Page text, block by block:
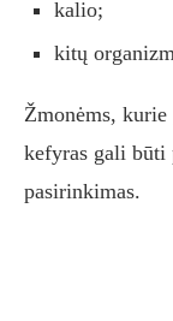
kalio;
kitų
Žmonėms,
kefyras gali būti
pasirinkimas.